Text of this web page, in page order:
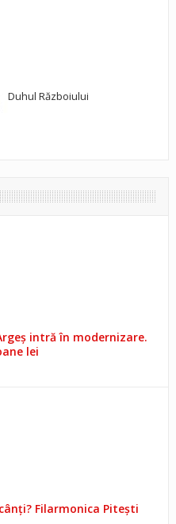
Duhul Războiului
intră în modernizare.
lei
Filarmonica Pitești